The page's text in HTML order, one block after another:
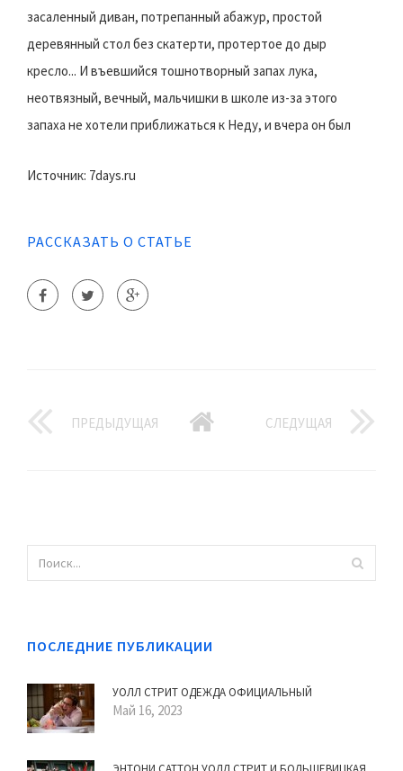
засаленный диван, потрепанный абажур, простой
деревянный стол без скатерти, протертое до дыр
кресло... И въевшийся тошнотворный запах лука,
неотвязный, вечный, мальчишки в школе из-за этого
запаха не хотели приближаться к Неду, и вчера он был
Источник: 7days.ru
РАССКАЗАТЬ О СТАТЬЕ
ПРЕДЫДУЩАЯ СЛЕДУЩАЯ
ПОСЛЕДНИЕ ПУБЛИКАЦИИ
УОЛЛ СТРИТ ОДЕЖДА ОФИЦИАЛЬНЫЙ
Май 16, 2023